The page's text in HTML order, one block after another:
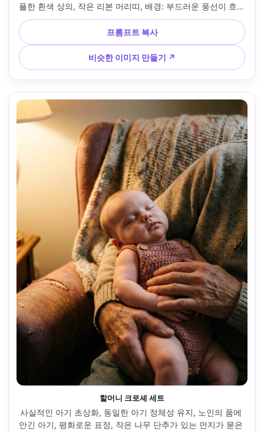
플한 흰색 상의, 작은 리본 머리띠, 배경: 부드러운 풍선이 흐려
진 미니멀한 생일 세팅, 밝지만 부드러운 스튜디오 스트로브
스루 디퓨저, 캐논 EOS R3, 70mm f/2, 중앙 초상화 구도, 깔
끔한 하이라이트, 사실적인 부스러기와 프로스팅 질감, 무대화
되지 않은 따뜻한 축하 감정 --ar 4:5
프롬프트 복사
비슷한 이미지 만들기 ↗
할머니 크로셰 세트
사실적인 아기 초상화, 동일한 아기 정체성 유지, 노인의 품에
안긴 아기, 평화로운 표정, 작은 나무 단추가 있는 먼지가 묻은